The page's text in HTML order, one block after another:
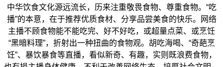
中华饮食文化源远流长，历来注重敬畏食物、尊重食物。“吃
播”的本意，在于推荐优质食材、分享品尝美食的快乐。网络
主播不顾食物能不能吃完、好不好吃，或超量点菜、或烹饪
“黑暗料理”，折射出一种扭曲的食物观。胡吃海喝、“奇葩烹
饪”、暴饮暴食等直播，看似新奇、有趣，实则既浪费食物，